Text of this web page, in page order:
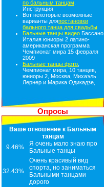
по бальным танцам
Инструкция
Вот некоторые возможные
варианты дляпостановки
бального танца для свадьбы
Бальные танцы видео Бассано
Италия юниоры 2 латино-
американская программа
Чемпионат мира 15 февраля
2009
Бальные танцы фото
Чемпионат мира, 10 танцев,
юниоры 2, Москва, Михаэль
Лернер и Марика Одикадзе,
Опросы
Ваше отношение к Бальным
танцам
9.46%
Я очень мало знаю про
Бальные танцы
32.43%
Очень красивый вид
спорта, но заниматься
Бальными танцами
дорого